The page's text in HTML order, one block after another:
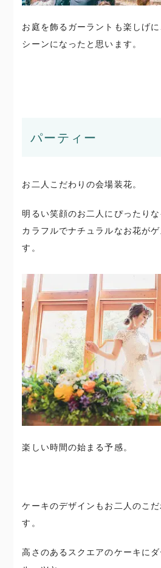
お庭を飾るガーラントも楽しげ
シーンになったと思います。
パーティー
お二人こだわりの会場装花。
明るい笑顔のお二人にぴったり
カラフルでナチュラルなお花が
す。
楽しい時間の始まる予感。
ケーキのデザインもお二人のこ
す。
高さのあるスクエアのケーキに